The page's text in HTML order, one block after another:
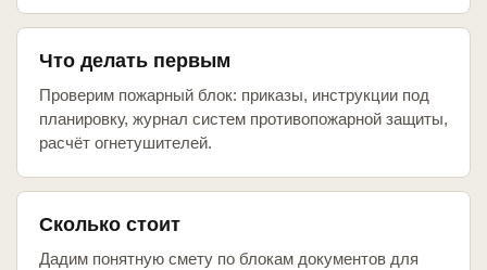
Что делать первым
Проверим пожарный блок: приказы, инструкции под
планировку, журнал систем противопожарной защиты,
расчёт огнетушителей.
Сколько стоит
Дадим понятную смету по блокам документов для